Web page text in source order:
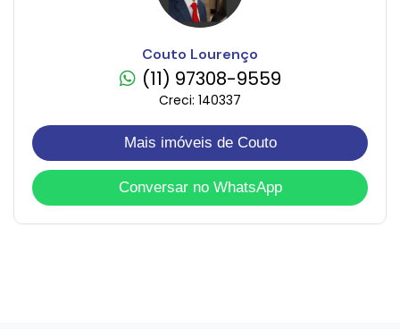
Couto Lourenço
(11) 97308-9559
Creci: 140337
Mais imóveis de Couto
Conversar no WhatsApp